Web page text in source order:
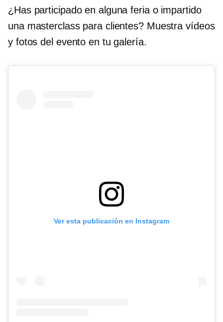
¿Has participado en alguna feria o impartido
una masterclass para clientes? Muestra vídeos
y fotos del evento en tu galería.
Ver esta publicación en Instagram